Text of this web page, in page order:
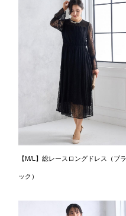
【M/L】総レースロングドレス（ブラ
ック）